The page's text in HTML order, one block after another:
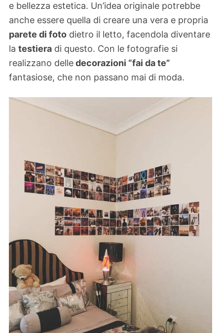
e bellezza estetica. Un’idea originale potrebbe
anche essere quella di creare una vera e propria
parete di foto dietro il letto, facendola diventare
la testiera di questo. Con le fotografie si
realizzano delledecorazioni “fai da te”
fantasiose, che non passano mai di moda.